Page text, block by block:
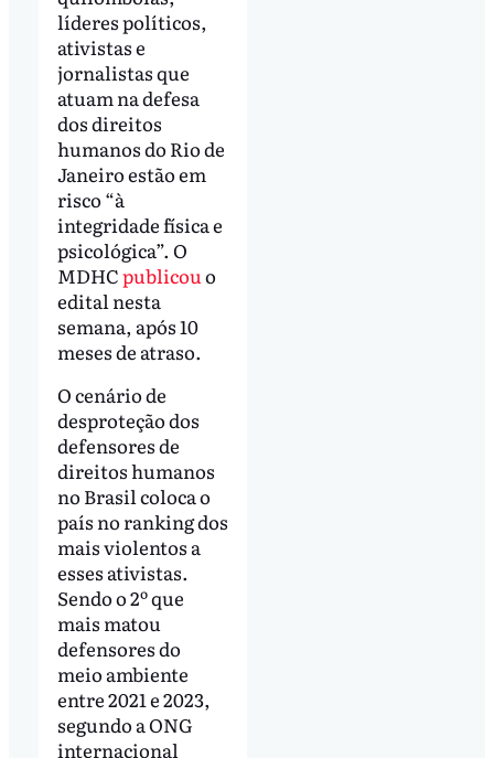
líderes políticos,
ativistas e
jornalistas que
atuam na defesa
dos direitos
humanos do Rio de
Janeiro estão em
risco “à
integridade física e
psicológica”. O
MDHCpublicou o
edital nesta
semana, após 10
meses de atraso.
O cenário de
desproteção dos
defensores de
direitos humanos
no Brasil coloca o
país no ranking dos
mais violentos a
esses ativistas.
Sendo o 2º que
mais matou
defensores do
meio ambiente
entre 2021 e 2023,
segundo a ONG
internacional